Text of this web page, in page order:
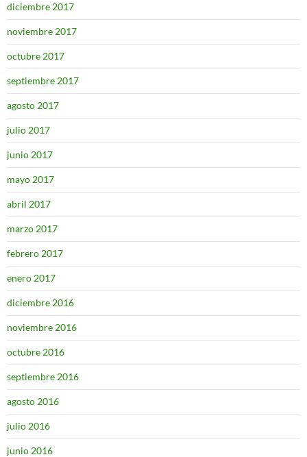
diciembre 2017
noviembre 2017
octubre 2017
septiembre 2017
agosto 2017
julio 2017
junio 2017
mayo 2017
abril 2017
marzo 2017
febrero 2017
enero 2017
diciembre 2016
noviembre 2016
octubre 2016
septiembre 2016
agosto 2016
julio 2016
junio 2016